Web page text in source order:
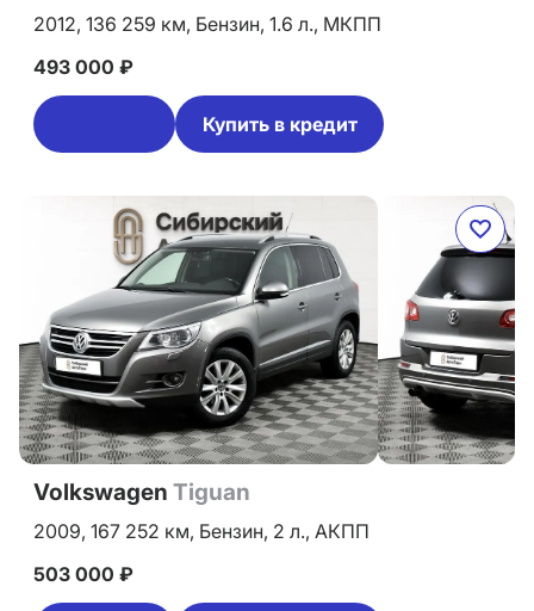
2012, 136 259 км, Бензин, 1.6 л., МКПП
493 000 ₽
Купить в кредит
Volkswagen Tiguan
2009, 167 252 км, Бензин, 2 л., АКПП
503 000 ₽